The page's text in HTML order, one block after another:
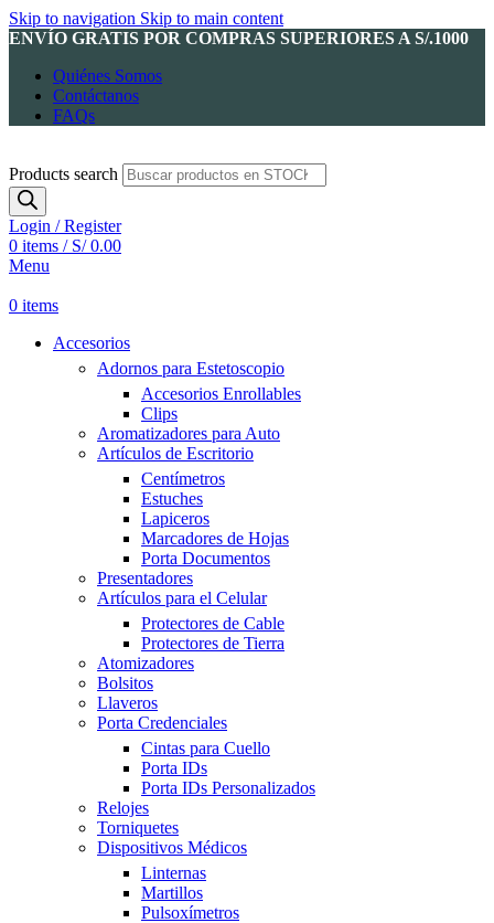
Skip to navigation Skip to main content
ENVÍO GRATIS POR COMPRAS SUPERIORES A S/.1000
Quiénes Somos
Contáctanos
FAQs
Products search
Login / Register
0 items / S/0.00
Menu
0 items
Accesorios
Adornos para Estetoscopio
Accesorios Enrollables
Clips
Aromatizadores para Auto
Artículos de Escritorio
Centímetros
Estuches
Lapiceros
Marcadores de Hojas
Porta Documentos
Presentadores
Artículos para el Celular
Protectores de Cable
Protectores de Tierra
Atomizadores
Bolsitos
Llaveros
Porta Credenciales
Cintas para Cuello
Porta IDs
Porta IDs Personalizados
Relojes
Torniquetes
Dispositivos Médicos
Linternas
Martillos
Pulsoxímetros